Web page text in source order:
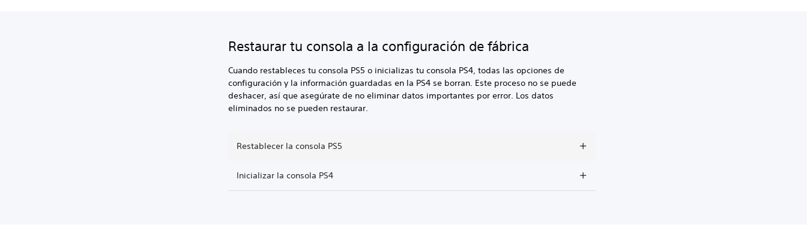
Restaurar tu consola a la configuración de fábrica
Cuando restableces tu consola PS5 o inicializas tu consola PS4, todas las opciones de
configuración y la información guardadas en la PS4 se borran. Este proceso no se puede
deshacer, así que asegúrate de no eliminar datos importantes por error. Los datos
eliminados no se pueden restaurar.
Restablecer la consola PS5
Inicializar la consola PS4